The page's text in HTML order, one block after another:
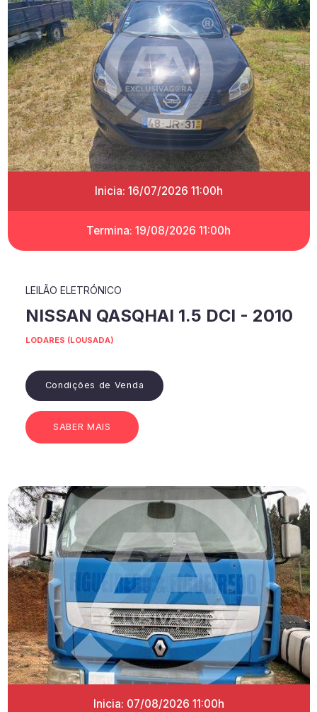
Inicia: 16/07/2026 11:00h
Termina: 19/08/2026 11:00h
LEILÃO ELETRÓNICO
NISSAN QASQHAI 1.5 DCI - 2010
LODARES (LOUSADA)
Condições de Venda
SABER MAIS
Inicia: 07/08/2026 11:00h